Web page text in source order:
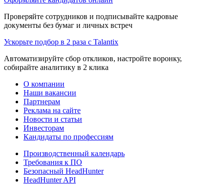
Проверяйте сотрудников и подписывайте кадровые
документы без бумаг и личных встреч
Ускорьте подбор в 2 раза с Talantix
Автоматизируйте сбор откликов, настройте воронку,
собирайте аналитику в 2 клика
О компании
Наши вакансии
Партнерам
Реклама на сайте
Новости и статьи
Инвесторам
Кандидаты по профессиям
Производственный календарь
Требования к ПО
Безопасный HeadHunter
HeadHunter API